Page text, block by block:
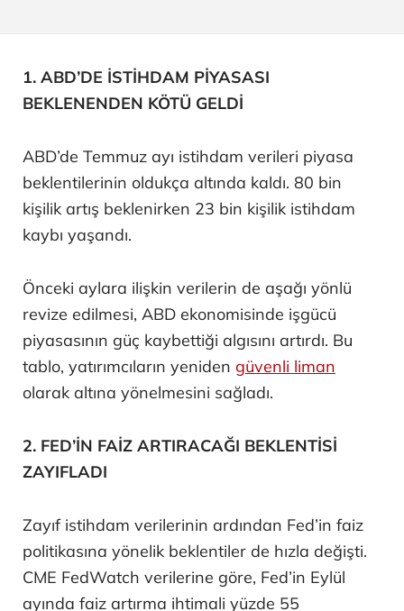
1. ABD’DE İSTİHDAM PİYASASI
BEKLENENDEN KÖTÜ GELDİ
ABD’de Temmuz ayı istihdam verileri piyasa
beklentilerinin oldukça altında kaldı. 80 bin
kişilik artış beklenirken 23 bin kişilik istihdam
kaybı yaşandı.
Önceki aylara ilişkin verilerin de aşağı yönlü
revize edilmesi, ABD ekonomisinde işgücü
piyasasının güç kaybettiği algısını artırdı. Bu
tablo, yatırımcıların yeniden güvenli liman
olarak altına yönelmesini sağladı.
2. FED’İN FAİZ ARTIRACAĞI BEKLENTİSİ
ZAYIFLADI
Zayıf istihdam verilerinin ardından Fed’in faiz
politikasına yönelik beklentiler de hızla değişti.
CME FedWatch verilerine göre, Fed’in Eylül
ayında faiz artırma ihtimali yüzde 55